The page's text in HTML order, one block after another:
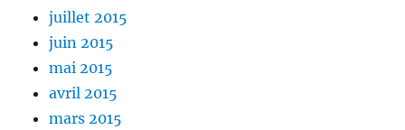
juillet 2015
juin 2015
mai 2015
avril 2015
mars 2015